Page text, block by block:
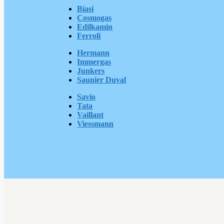
Biasi
Cosmogas
Edilkamin
Ferroli
Hermann
Immergas
Junkers
Saunier Duval
Savio
Tata
Vaillant
Viessmann